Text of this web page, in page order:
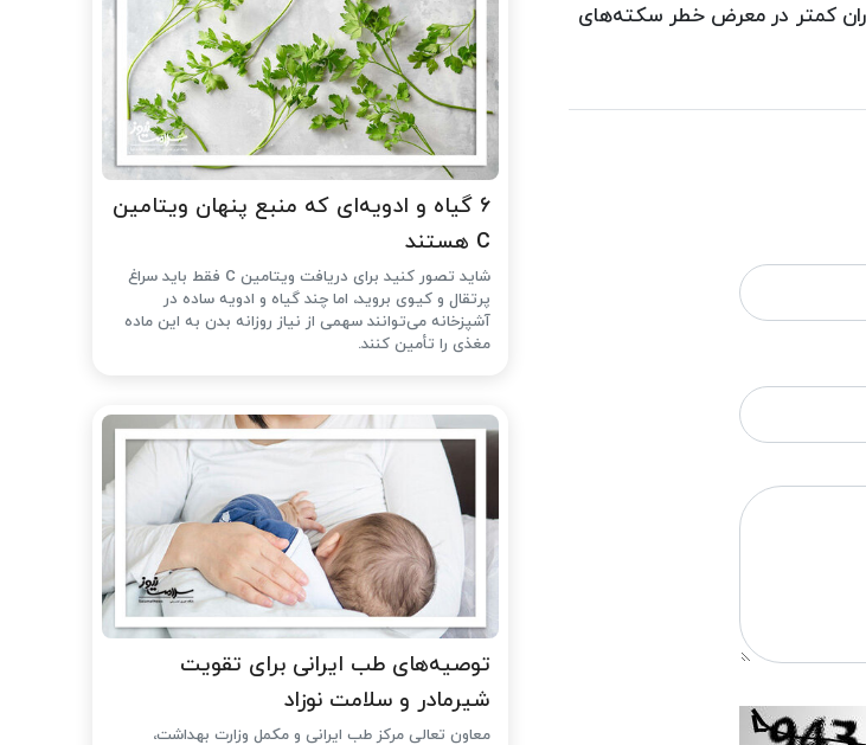
كمتر در معرض خطر سكته‌های
۶ گیاه و ادویه‌ای که منبع پنهان ویتامین
C هستند
شاید تصور کنید برای دریافت ویتامین C فقط باید سراغ
پرتقال و کیوی بروید، اما چند گیاه و ادویه ساده در
آشپزخانه می‌توانند سهمی از نیاز روزانه بدن به این ماده
مغذی را تأمین کنند.
توصیه‌های طب ایرانی برای تقویت
شیرمادر و سلامت نوزاد
معاون تعالی مرکز طب ایرانی و مکمل وزارت بهداشت،